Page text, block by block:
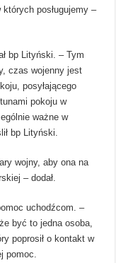
posługujemy –
bp Lityński. – Tym
czas wojenny jest
posyłającego
pokoju w
ważne w
bp Lityński.
wojny, aby ona na
– dodał.
uchodźcom. –
być to jedna osoba,
poprosił o kontakt w
pomoc.